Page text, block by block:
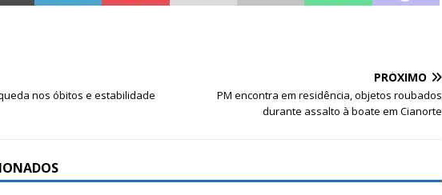
nos óbitos e estabilidade
PRÓXIMO
PM encontra em residência, objetos roubados
durante assalto à boate em Cianorte